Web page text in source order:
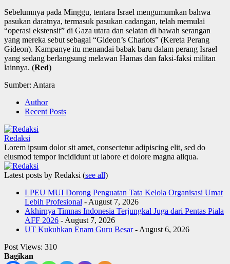
Sebelumnya pada Minggu, tentara Israel mengumumkan bahwa
pasukan daratnya, termasuk pasukan cadangan, telah memulai
“operasi ekstensif” di Gaza utara dan selatan di bawah serangan
yang mereka sebut sebagai “Gideon’s Chariots” (Kereta Perang
Gideon). Kampanye itu menandai babak baru dalam perang Israel
yang sedang berlangsung melawan Hamas dan faksi-faksi militan
lainnya. (Red)
Sumber: Antara
Author
Recent Posts
Redaksi
Lorem ipsum dolor sit amet, consectetur adipiscing elit, sed do
eiusmod tempor incididunt ut labore et dolore magna aliqua.
Latest posts by Redaksi (see all)
LPEU MUI Dorong Penguatan Tata Kelola Organisasi Umat
Lebih Profesional - August 7, 2026
Akhirnya Timnas Indonesia Terjungkal Juga dari Pentas Piala
AFF 2026 - August 7, 2026
UT Kukuhkan Enam Guru Besar- August 6, 2026
Post Views: 310
Bagikan